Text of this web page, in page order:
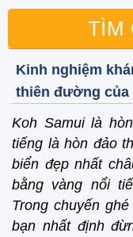
TÌM
Kinh nghiệm
thiên đường của
Koh Samui là
tiếng là hòn đảo
biển đẹp nhất
bằng vàng nổi
Trong chuyến
bạn nhất định